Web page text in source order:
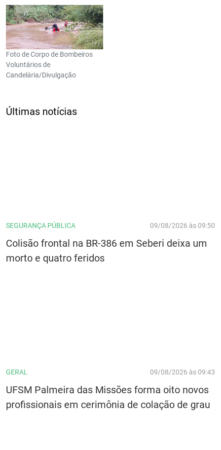
Foto de Corpo de Bombeiros
Voluntários de
Candelária/Divulgação
Últimas notícias
SEGURANÇA PÚBLICA 09/08/2026 às 09:50
Colisão frontal na BR-386 em Seberi deixa um
morto e quatro feridos
GERAL 09/08/2026 às 09:43
UFSM Palmeira das Missões forma oito novos
profissionais em cerimônia de colação de grau